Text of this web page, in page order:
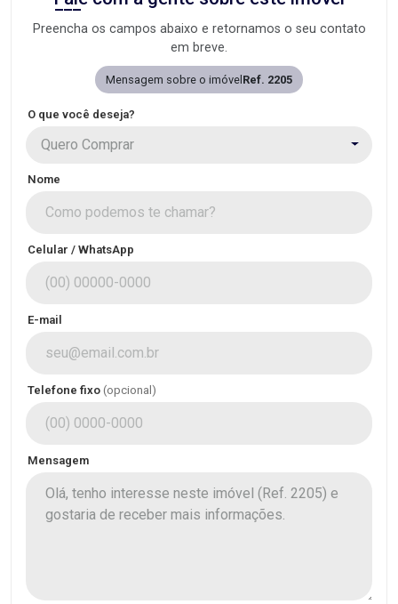
Preencha os campos abaixo e retornamos o seu contato
em breve.
Mensagem sobre o imóvelRef. 2205
O que você deseja?
Quero Comprar
Nome
Celular / WhatsApp
E-mail
Telefone fixo (opcional)
Mensagem